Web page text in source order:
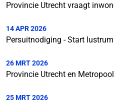
Provincie Utrecht vraagt
14 APR 2026
Persuitnodiging - Start
26 MRT 2026
Provincie Utrecht en
25 MRT 2026